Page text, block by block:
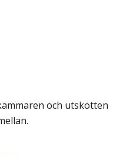
och utskotten